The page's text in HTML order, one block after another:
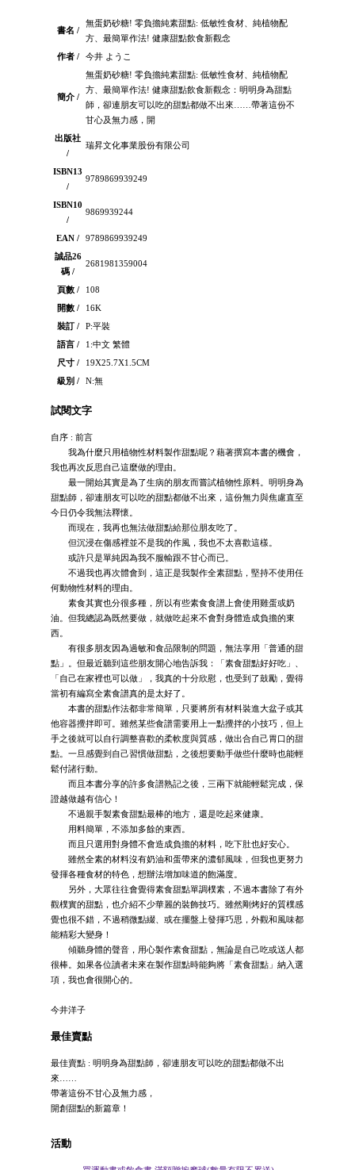
書名 /
無蛋奶砂糖! 零負擔純素甜點: 低敏性食材、純植物配
方、最簡單作法! 健康甜點飲食新觀念
作者 /
今井 ようこ
簡介 /
無蛋奶砂糖! 零負擔純素甜點: 低敏性食材、純植物配
方、最簡單作法! 健康甜點飲食新觀念：明明身為甜點
師，卻連朋友可以吃的甜點都做不出來……帶著這份不
甘心及無力感，開
出版社
/
瑞昇文化事業股份有限公司
ISBN13
/
9789869939249
ISBN10
/
9869939244
EAN /
9789869939249
誠品26
碼 /
2681981359004
頁數 /
108
開數 /
16K
裝訂 /
P:平裝
語言 /
1:中文 繁體
尺寸 /
19X25.7X1.5CM
級別 /
N:無
試閱文字
自序 : 前言
我為什麼只用植物性材料製作甜點呢？藉著撰寫本書的機會，
我也再次反思自己這麼做的理由。
最一開始其實是為了生病的朋友而嘗試植物性原料。明明身為
甜點師，卻連朋友可以吃的甜點都做不出來，這份無力與焦慮直至
今日仍令我無法釋懷。
而現在，我再也無法做甜點給那位朋友吃了。
但沉浸在傷感裡並不是我的作風，我也不太喜歡這樣。
或許只是單純因為我不服輸跟不甘心而已。
不過我也再次體會到，這正是我製作全素甜點，堅持不使用任
何動物性材料的理由。
素食其實也分很多種，所以有些素食食譜上會使用雞蛋或奶
油。但我總認為既然要做，就做吃起來不會對身體造成負擔的東
西。
有很多朋友因為過敏和食品限制的問題，無法享用「普通的甜
點」。但最近聽到這些朋友開心地告訴我：「素食甜點好好吃」、
「自己在家裡也可以做」，我真的十分欣慰，也受到了鼓勵，覺得
當初有編寫全素食譜真的是太好了。
本書的甜點作法都非常簡單，只要將所有材料裝進大盆子或其
他容器攪拌即可。雖然某些食譜需要用上一點攪拌的小技巧，但上
手之後就可以自行調整喜歡的柔軟度與質感，做出合自己胃口的甜
點。一旦感覺到自己習慣做甜點，之後想要動手做些什麼時也能輕
鬆付諸行動。
而且本書分享的許多食譜熟記之後，三兩下就能輕鬆完成，保
證越做越有信心！
不過親手製素食甜點最棒的地方，還是吃起來健康。
用料簡單，不添加多餘的東西。
而且只選用對身體不會造成負擔的材料，吃下肚也好安心。
雖然全素的材料沒有奶油和蛋帶來的濃郁風味，但我也更努力
發揮各種食材的特色，想辦法增加味道的飽滿度。
另外，大眾往往會覺得素食甜點單調樸素，不過本書除了有外
觀樸實的甜點，也介紹不少華麗的裝飾技巧。雖然剛烤好的質樸感
覺也很不錯，不過稍微點綴、或在擺盤上發揮巧思，外觀和風味都
能精彩大變身！
傾聽身體的聲音，用心製作素食甜點，無論是自己吃或送人都
很棒。如果各位讀者未來在製作甜點時能夠將「素食甜點」納入選
項，我也會很開心的。
今井洋子
最佳賣點
最佳賣點 : 明明身為甜點師，卻連朋友可以吃的甜點都做不出
來……
帶著這份不甘心及無力感，
開創甜點的新篇章！
活動